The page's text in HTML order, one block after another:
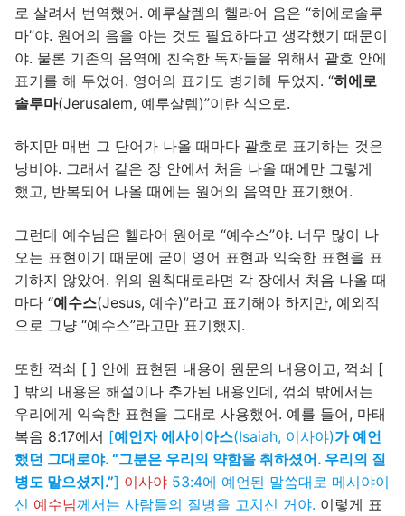
로 살려서 번역했어. 예루살렘의 헬라어 음은 “히에로솔루
마”야. 원어의 음을 아는 것도 필요하다고 생각했기 때문이
야. 물론 기존의 음역에 친숙한 독자들을 위해서 괄호 안에
표기를 해 두었어. 영어의 표기도 병기해 두었지. “히에로
솔루마(Jerusalem, 예루살렘)”이란 식으로.
하지만 매번 그 단어가 나올 때마다 괄호로 표기하는 것은
낭비야. 그래서 같은 장 안에서 처음 나올 때에만 그렇게
했고, 반복되어 나올 때에는 원어의 음역만 표기했어.
그런데 예수님은 헬라어 원어로 “예수스”야. 너무 많이 나
오는 표현이기 때문에 굳이 영어 표현과 익숙한 표현을 표
기하지 않았어. 위의 원칙대로라면 각 장에서 처음 나올 때
마다 “예수스(Jesus, 예수)”라고 표기해야 하지만, 예외적
으로 그냥 “예수스”라고만 표기했지.
또한 꺽쇠 [ ] 안에 표현된 내용이 원문의 내용이고, 꺽쇠 [
] 밖의 내용은 해설이나 추가된 내용인데, 꺾쇠 밖에서는
우리에게 익숙한 표현을 그대로 사용했어. 예를 들어, 마태
복음 8:17에서 [예언자 에사이아스(Isaiah, 이사야)가 예언
했던 그대로야. “그분은 우리의 약함을 취하셨어. 우리의 질
병도 맡으셨지.”] 이사야 53:4에 예언된 말씀대로 메시야이
신 예수님께서는 사람들의 질병을 고치신 거야. 이렇게 표